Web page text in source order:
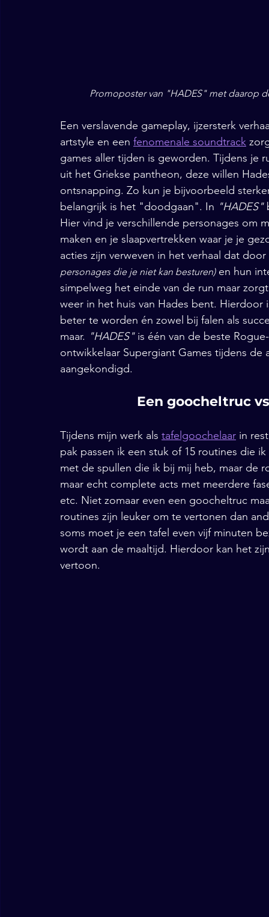
Promoposter van "HADES" met daarop
Een verslavende gameplay, ijzersterk
artstyle en een fenomenale soundtrack
games aller tijden is geworden. Tijdens je
uit het Griekse pantheon, deze willen
ontsnapping. Zo kun je bijvoorbeeld
belangrijk is het "doodgaan". In "HADES"
Hier vind je verschillende personages om
maken en je slaapvertrekken waar je je
acties zijn verweven in het verhaal dat
personages die je niet kan besturen) en hun
simpelweg het einde van de run maar
weer in het huis van Hades bent.
beter te worden én zowel bij falen als
maar. "HADES" is één van de beste
ontwikkelaar Supergiant Games tijdens
aangekondigd.
Een goocheltruc
Tijdens mijn werk als tafelgoochelaar in
pak passen ik een stuk of 15 routines die
met de spullen die ik bij mij heb, maar de
maar echt complete acts met meerdere
etc. Niet zomaar even een goocheltruc
routines zijn leuker om te vertonen dan
soms moet je een tafel even vijf minuten
wordt aan de maaltijd. Hierdoor kan het
vertoon.